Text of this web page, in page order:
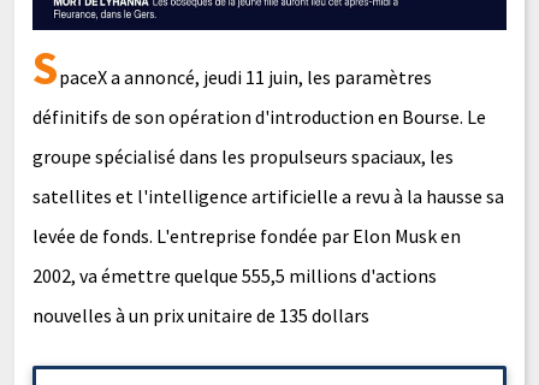
SpaceX a annoncé, jeudi 11 juin, les paramètres
définitifs de son opération d'introduction en Bourse. Le
groupe spécialisé dans les propulseurs spaciaux, les
satellites et l'intelligence artificielle a revu à la hausse sa
levée de fonds. L'entreprise fondée par Elon Musk en
2002, va émettre quelque 555,5 millions d'actions
nouvelles à un prix unitaire de 135 dollars